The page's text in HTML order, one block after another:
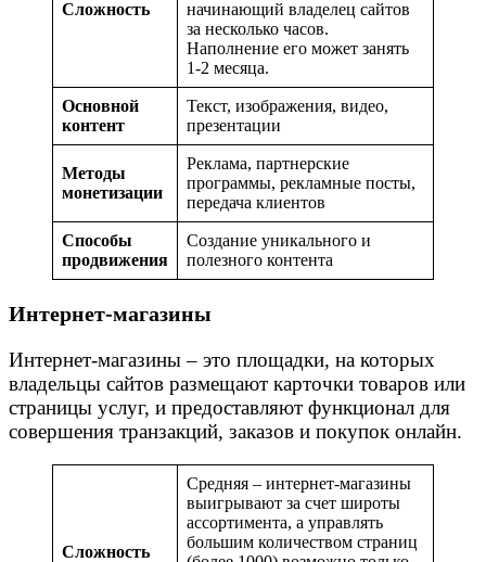
Сложность
начинающий владелец сайтов
за несколько часов.
Наполнение его может занять
1-2 месяца.
Основной
контент
Текст, изображения, видео,
презентации
Методы
монетизации
Реклама, партнерские
программы, рекламные посты,
передача клиентов
Способы
продвижения
Создание уникального и
полезного контента
Интернет-магазины
Интернет-магазины – это площадки, на которых
владельцы сайтов размещают карточки товаров или
страницы услуг, и предоставляют функционал для
совершения транзакций, заказов и покупок онлайн.
Сложность
Средняя – интернет-магазины
выигрывают за счет широты
ассортимента, а управлять
большим количеством страниц